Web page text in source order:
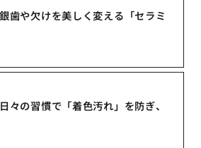
歯や欠けを美しく変える「セラミ
の習慣で「着色汚れ」を防ぎ、